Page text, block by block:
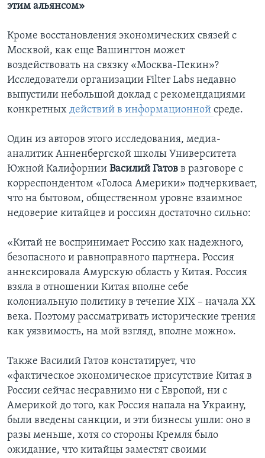
этим альянсом»
Кроме восстановления экономических связей с
Москвой, как еще Вашингтон может
воздействовать на связку «Москва-Пекин»?
Исследователи организации Filter Labs недавно
выпустили небольшой доклад с рекомендациями
конкретных действий в информационной среде.
Один из авторов этого исследования, медиа-
аналитик Анненбергской школы Университета
Южной Калифорнии Василий Гатов в разговоре с
корреспондентом «Голоса Америки» подчеркивает,
что на бытовом, общественном уровне взаимное
недоверие китайцев и россиян достаточно сильно:
«Китай не воспринимает Россию как надежного,
безопасного и равноправного партнера. Россия
аннексировала Амурскую область у Китая. Россия
взяла в отношении Китая вполне себе
колониальную политику в течение XIX – начала ХХ
века. Поэтому рассматривать исторические трения
как уязвимость, на мой взгляд, вполне можно».
Также Василий Гатов констатирует, что
«фактическое экономическое присутствие Китая в
России сейчас несравнимо ни с Европой, ни с
Америкой до того, как Россия напала на Украину,
были введены санкции, и эти бизнесы ушли: оно в
разы меньше, хотя со стороны Кремля было
ожидание, что китайцы заместят своими